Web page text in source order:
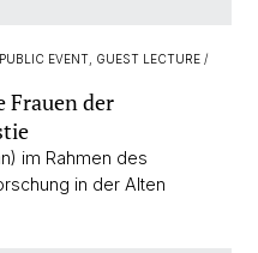
EVENT, GUEST LECTURE /
Frauen der
im Rahmen des
in der Alten